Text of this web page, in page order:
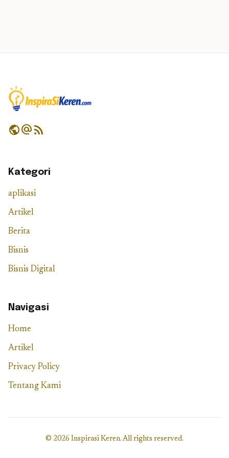
publicalternate_emailrss_feed
Kategori
aplikasi
Artikel
Berita
Bisnis
Bisnis Digital
Navigasi
Home
Artikel
Privacy Policy
Tentang Kami
© 2026 Inspirasi Keren. All rights reserved.